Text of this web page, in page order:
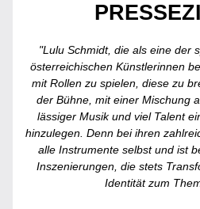
"Lulu Schmidt, die als eine der
österreichischen Künstlerinnen
mit Rollen zu spielen, diese zu
der Bühne, mit einer Mischung
lässiger Musik und viel Talent
hinzulegen. Denn bei ihren
alle Instrumente selbst und ist
Inszenierungen, die stets
Identität zum